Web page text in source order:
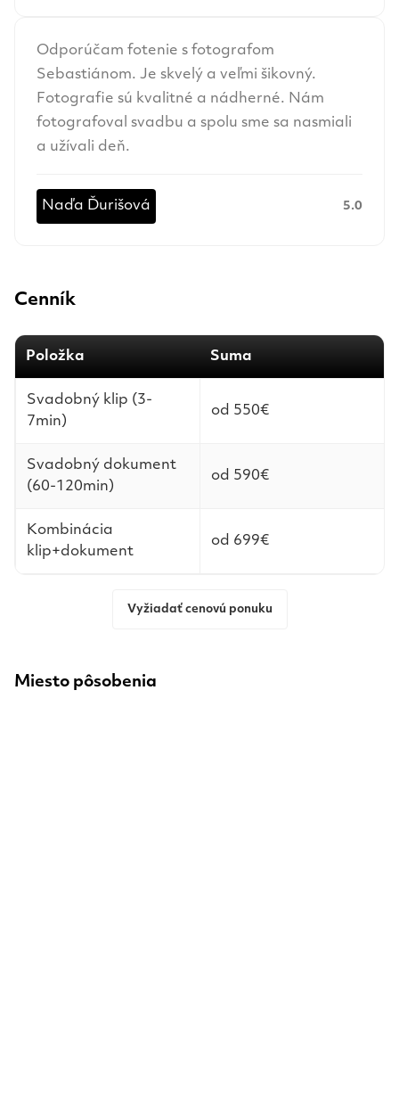
Odporúčam fotenie s fotografom
Sebastiánom. Je skvelý a veľmi šikovný.
Fotografie sú kvalitné a nádherné. Nám
fotografoval svadbu a spolu sme sa nasmiali
a užívali deň.
Naďa Ďurišová 5.0
Cenník
Položka Suma
Svadobný klip (3-
7min)
od 550€
Svadobný dokument
(60-120min)
od 590€
Kombinácia
klip+dokument
od 699€
Vyžiadať cenovú ponuku
Miesto pôsobenia